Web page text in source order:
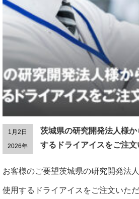
1月2日
2026年
茨城県の研究開発法人様
するドライアイスをご注
お客様のご要望茨城県の研究開発法
使用するドライアイスをご注文いた